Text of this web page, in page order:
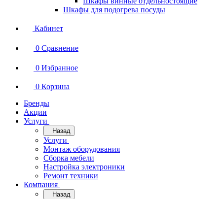
Шкафы для подогрева посуды
Кабинет
0 Сравнение
0 Избранное
0 Корзина
Бренды
Акции
Услуги
Назад
Услуги
Монтаж оборудования
Сборка мебели
Настройка электроники
Ремонт техники
Компания
Назад